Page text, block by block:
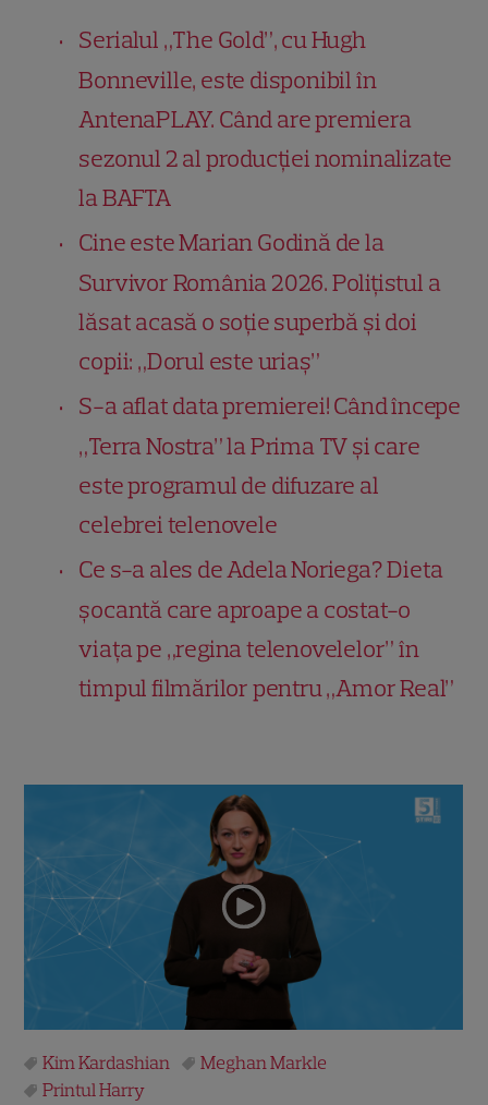
Serialul „The Gold”, cu Hugh
Bonneville, este disponibil în
AntenaPLAY. Când are premiera
sezonul 2 al producției nominalizate
la BAFTA
Cine este Marian Godină de la
Survivor România 2026. Polițistul a
lăsat acasă o soție superbă și doi
copii: „Dorul este uriaș”
S-a aflat data premierei! Când începe
„Terra Nostra” la Prima TV și care
este programul de difuzare al
celebrei telenovele
Ce s-a ales de Adela Noriega? Dieta
șocantă care aproape a costat-o
viața pe „regina telenovelelor” în
timpul filmărilor pentru „Amor Real”
Kim Kardashian
Meghan Markle
Printul Harry